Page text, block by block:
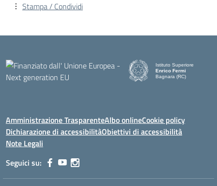
Stampa / Condividi
Istituto Superiore
Enrico Fermi
Bagnara (RC)
Amministrazione TrasparenteAlbo onlineCookie policy
Dichiarazione di accessibilitàObiettivi di accessibilità
Note Legali
Seguici su: